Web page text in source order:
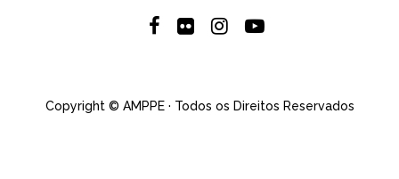
Copyright © AMPPE · Todos os Direitos Reservados